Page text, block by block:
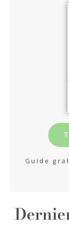
Guide